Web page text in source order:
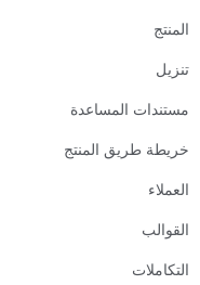
المنتج
تنزيل
مستندات المساعدة
خريطة طريق المنتج
العملاء
القوالب
التكاملات